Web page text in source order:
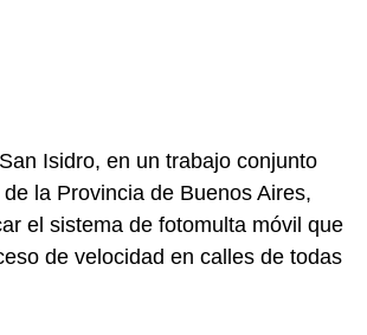
Isidro, en un trabajo conjunto
la Provincia de Buenos Aires,
el sistema de fotomulta móvil que
de velocidad en calles de todas